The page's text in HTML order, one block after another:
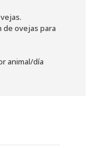
de ovejas para
animal/día